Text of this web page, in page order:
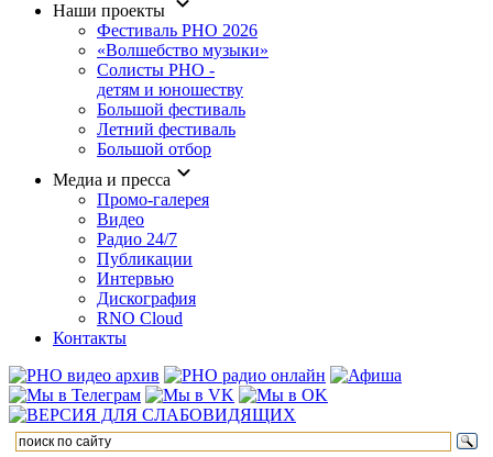
Наши проекты
Фестиваль РНО 2026
«Волшебство музыки»
Солисты РНО -
детям и юношеству
Большой фестиваль
Летний фестиваль
Большой отбор
Медиа и пресса
Промо-галерея
Видео
Радио 24/7
Публикации
Интервью
Дискография
RNO Cloud
Контакты